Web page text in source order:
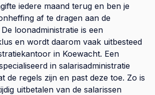
iedere maand terug en ben je
af te dragen aan de
loonadministratie is een
en wordt daarom vaak uitbesteed
in Koewacht. Een
in salarisadministratie
de regels zijn en past deze toe. Zo is
uitbetalen van de salarissen